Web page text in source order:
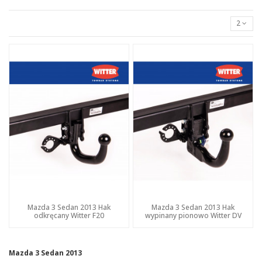
2
Mazda 3 Sedan 2013 Hak
odkręcany Witter F20
Mazda 3 Sedan 2013 Hak
wypinany pionowo Witter DV
Mazda 3 Sedan 2013